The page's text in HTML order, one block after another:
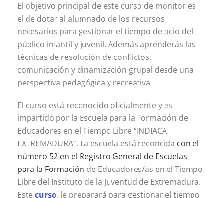
El objetivo principal de este curso de monitor es
el de dotar al alumnado de los recursos
necesarios para gestionar el tiempo de ocio del
público infantil y juvenil. Además aprenderás las
técnicas de resolución de conflictos,
comunicación y dinamización grupal desde una
perspectiva pedagógica y recreativa.
El curso está reconocido oficialmente y es
impartido por la Escuela para la Formación de
Educadores en el Tiempo Libre “INDIACA
EXTREMADURA”. La escuela está reconcida con el
número 52 en el Registro General de Escuelas
para la Formación de Educadores/as en el Tiempo
Libre del Instituto de la Juventud de Extremadura.
Este curso, le preparará para gestionar el tiempo